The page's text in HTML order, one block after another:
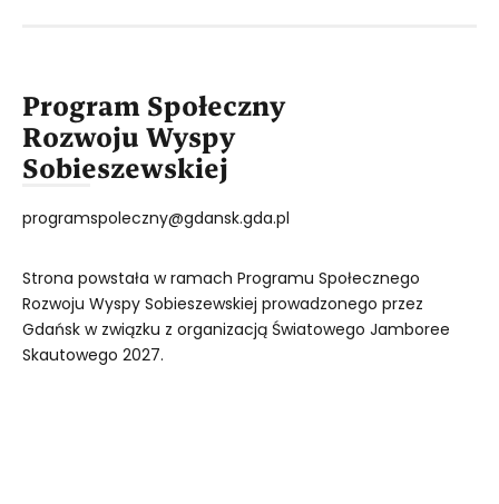
Program Społeczny
Rozwoju Wyspy
Sobieszewskiej
programspoleczny@gdansk.gda.pl
Strona powstała w ramach Programu Społecznego
Rozwoju Wyspy Sobieszewskiej prowadzonego przez
Gdańsk w związku z organizacją Światowego Jamboree
Skautowego 2027.